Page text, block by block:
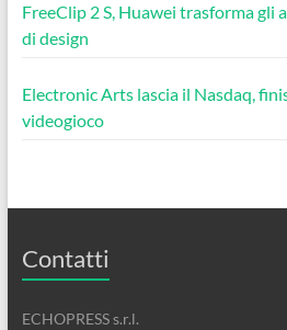
FreeClip 2 S, Huawei trasforma gli
di design
Electronic Arts lascia il Nasdaq,
videogioco
Contatti
ECHOPRESS s.r.l.